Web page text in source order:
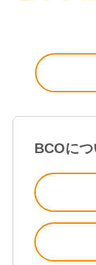
BCOにつ